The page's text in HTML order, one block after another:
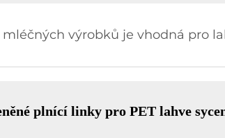
výrobků je vhodná pro
plnící linky pro PET lahve